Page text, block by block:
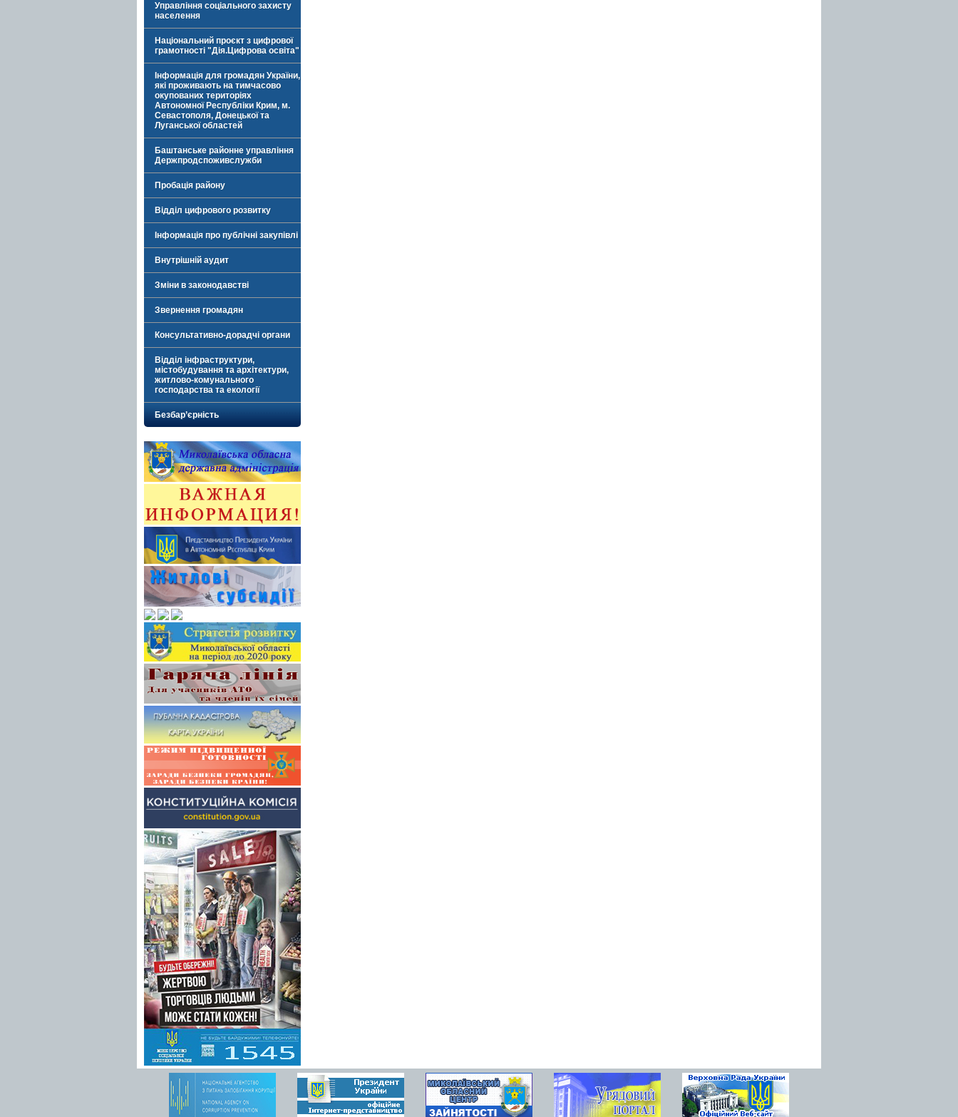
Управління соціального захисту
населення
Національний проєкт з цифрової
грамотності "Дія.Цифрова освіта"
Інформація для громадян України,
які проживають на тимчасово
окупованих територіях
Автономної Республіки Крим, м.
Севастополя, Донецької та
Луганської областей
Баштанське районне управління
Держпродспоживслужби
Пробація району
Відділ цифрового розвитку
Інформація про публічні закупівлі
Внутрішній аудит
Зміни в законодавстві
Звернення громадян
Консультативно-дорадчі органи
Відділ інфраструктури,
містобудування та архітектури,
житлово-комунального
господарства та екології
Безбар’єрність